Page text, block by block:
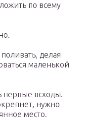
по всему
делая
маленькой
первые всходы.
нужно
место.